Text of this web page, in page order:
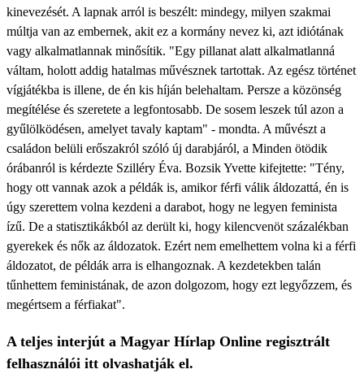
kinevezését. A lapnak arról is beszélt: mindegy, milyen szakmai
múltja van az embernek, akit ez a kormány nevez ki, azt idiótának
vagy alkalmatlannak minősítik. "Egy pillanat alatt alkalmatlanná
váltam, holott addig hatalmas művésznek tartottak. Az egész történet
vígjátékba is illene, de én kis híján belehaltam. Persze a közönség
megítélése és szeretete a legfontosabb. De sosem leszek túl azon a
gyűlölködésen, amelyet tavaly kaptam" - mondta. A művészt a
családon belüli erőszakról szóló új darabjáról, a Minden ötödik
órábanról is kérdezte Szilléry Éva. Bozsik Yvette kifejtette: "Tény,
hogy ott vannak azok a példák is, amikor férfi válik áldozattá, én is
úgy szerettem volna kezdeni a darabot, hogy ne legyen feminista
ízű. De a statisztikákból az derült ki, hogy kilencvenöt százalékban
gyerekek és nők az áldozatok. Ezért nem emelhettem volna ki a férfi
áldozatot, de példák arra is elhangoznak. A kezdetekben talán
tűnhettem feministának, de azon dolgozom, hogy ezt legyőzzem, és
megértsem a férfiakat".
A teljes interjút a Magyar Hírlap Online regisztrált
felhasználói itt olvashatják el.